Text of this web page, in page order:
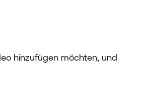
hinzufügen möchten, und